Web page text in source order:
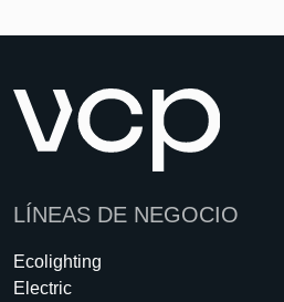
LÍNEAS DE NEGOCIO
Ecolighting
Electric